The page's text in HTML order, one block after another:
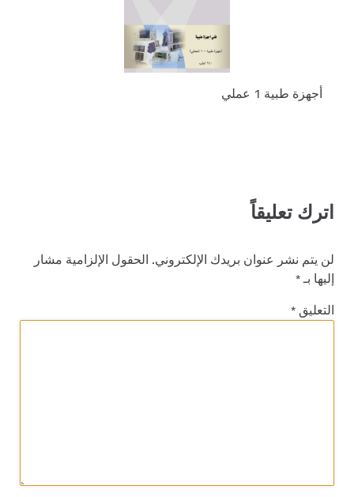
أجهزة طبية 1 عملي
اترك تعليقاً
لن يتم نشر عنوان بريدك الإلكتروني. الحقول الإلزامية مشار
إليها بـ*
التعليق *